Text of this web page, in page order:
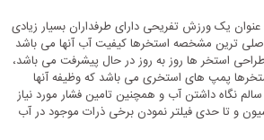
عنوان یک ورزش تفریحی دارای طرفداران بسیار زیادی
ترین مشخصه استخرها کیفیت آب آنها می باشد
استخر ها روز به روز در حال پیشرفت می باشد،
پمپ های استخری می باشد که وظیفه آنها
نگاه داشتن آب و همچنین تامین فشار مورد نیاز
و تا حدی فیلتر نمودن برخی ذرات موجود در آب